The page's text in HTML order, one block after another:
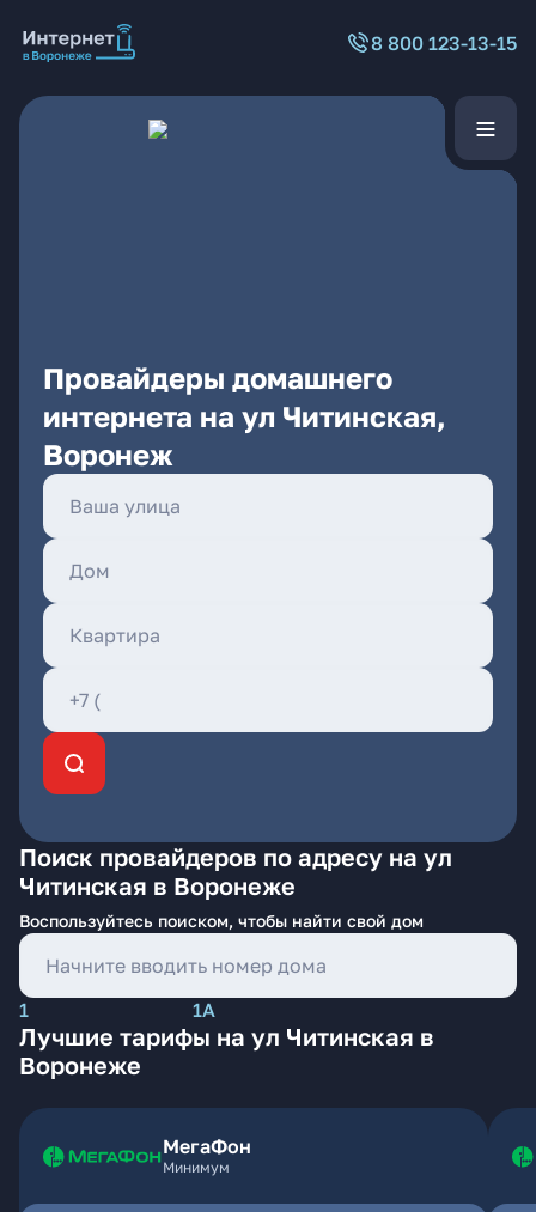
8 800 123-13-15
Провайдеры домашнего
интернета на ул Читинская,
Воронеж
Поиск провайдеров по адресу на ул
Читинская в Воронеже
Воспользуйтесь поиском, чтобы найти свой дом
1 1А
Лучшие тарифы на ул Читинская в
Воронеже
МегаФон
Минимум